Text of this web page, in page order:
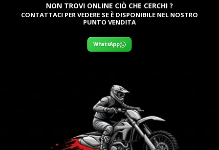
NON TROVI ONLINE CIÒ CHE CERCHI ?
CONTATTACI PER VEDERE SE È DISPONIBILE NEL NOSTRO
PUNTO VENDITA
WhatsApp